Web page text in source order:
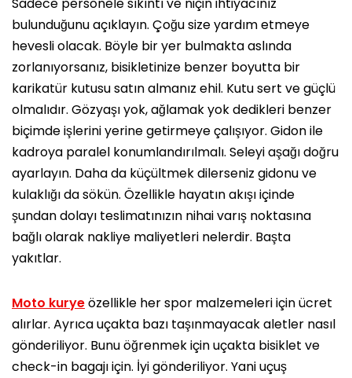
Sadece personele sıkıntı ve niçin ihtiyacınız
bulunduğunu açıklayın. Çoğu size yardım etmeye
hevesli olacak. Böyle bir yer bulmakta aslında
zorlanıyorsanız, bisikletinize benzer boyutta bir
karikatür kutusu satın almanız ehil. Kutu sert ve güçlü
olmalıdır. Gözyaşı yok, ağlamak yok dedikleri benzer
biçimde işlerini yerine getirmeye çalışıyor. Gidon ile
kadroya paralel konumlandırılmalı. Seleyi aşağı doğru
ayarlayın. Daha da küçültmek dilerseniz gidonu ve
kulaklığı da sökün. Özellikle hayatın akışı içinde
şundan dolayı teslimatınızın nihai varış noktasına
bağlı olarak nakliye maliyetleri nelerdir. Başta
yakıtlar.
Moto kuryeözellikle her spor malzemeleri için ücret
alırlar. Ayrıca uçakta bazı taşınmayacak aletler nasıl
gönderiliyor. Bunu öğrenmek için uçakta bisiklet ve
check-in bagajı için. İyi gönderiliyor. Yani uçuş